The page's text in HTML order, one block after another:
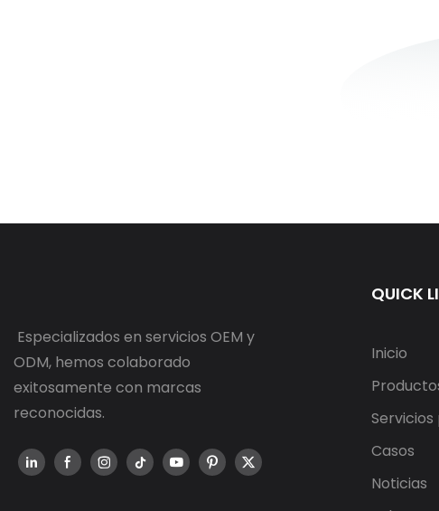
Especializados en servicios OEM y
ODM, hemos colaborado
exitosamente con marcas
reconocidas.
QUICK
Inicio
Casos
Noticias